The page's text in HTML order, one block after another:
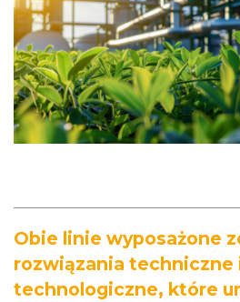
Obie linie wyposażone
rozwiązania techniczne
technologiczne, które